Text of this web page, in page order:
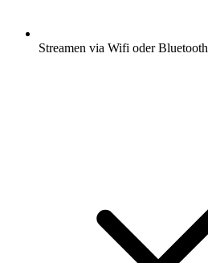
Streamen via Wifi oder Bluetooth